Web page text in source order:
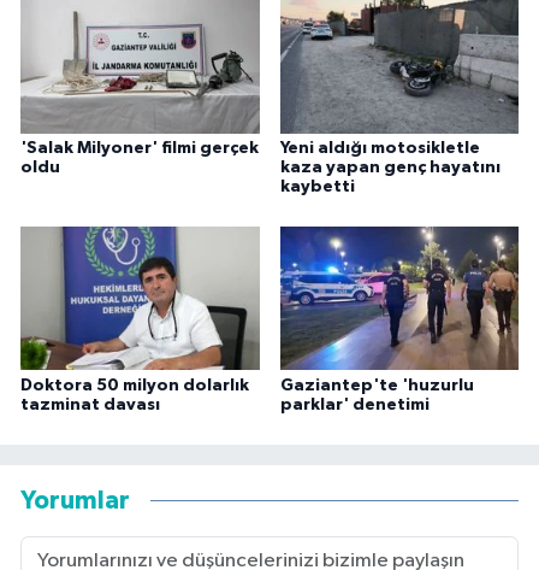
'Salak Milyoner' filmi gerçek
oldu
Yeni aldığı motosikletle
kaza yapan genç hayatını
kaybetti
Doktora 50 milyon dolarlık
tazminat davası
Gaziantep'te 'huzurlu
parklar' denetimi
Yorumlar